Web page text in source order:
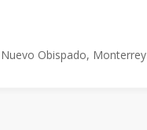
Obispado, Monterrey